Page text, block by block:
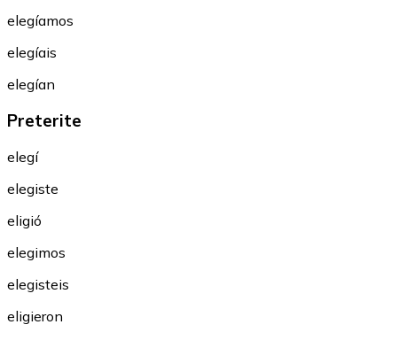
elegíamos
elegíais
elegían
Preterite
elegí
elegiste
eligió
elegimos
elegisteis
eligieron